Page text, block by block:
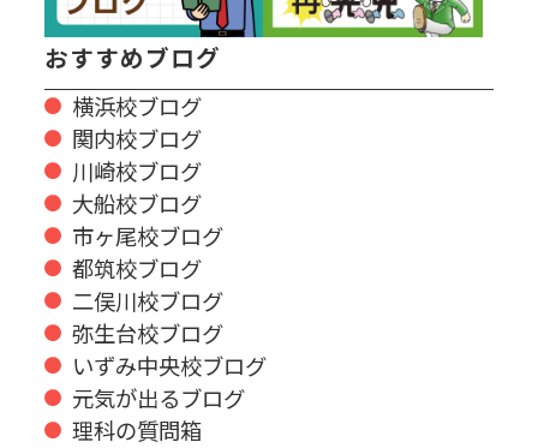
おすすめブログ
横浜校ブログ
関内校ブログ
川崎校ブログ
大船校ブログ
市ヶ尾校ブログ
都筑校ブログ
二俣川校ブログ
弥生台校ブログ
いずみ中央校ブログ
元気が出るブログ
理科の質問箱